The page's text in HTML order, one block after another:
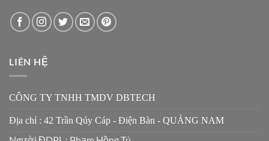
LIÊN HỆ
CÔNG TY TNHH TMDV DBTECH
Địa chỉ : 42 Trần Qúy Cáp - Điện Bàn - QUẢNG NAM